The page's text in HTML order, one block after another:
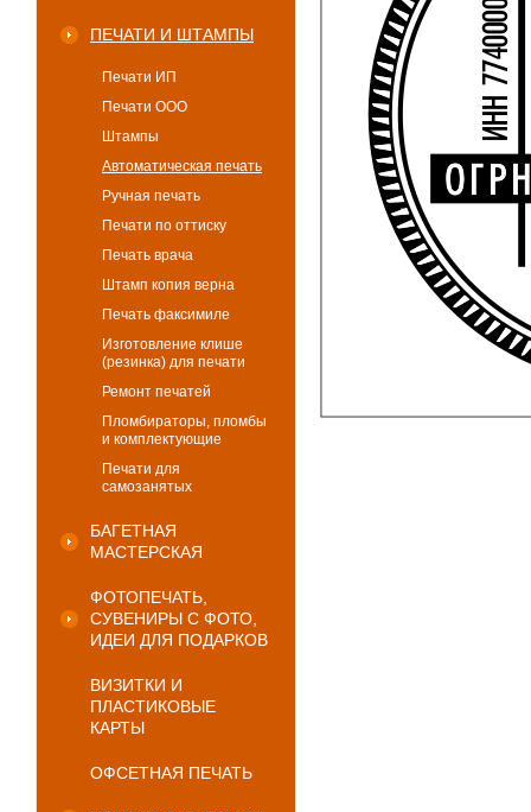
ПЕЧАТИ И ШТАМПЫ
Печати ИП
Печати ООО
Штампы
Автоматическая печать
Ручная печать
Печати по оттиску
Печать врача
Штамп копия верна
Печать факсимиле
Изготовление клише
(резинка) для печати
Ремонт печатей
Пломбираторы, пломбы
и комплектующие
Печати для
самозанятых
БАГЕТНАЯ
МАСТЕРСКАЯ
ФОТОПЕЧАТЬ,
СУВЕНИРЫ С ФОТО,
ИДЕИ ДЛЯ ПОДАРКОВ
ВИЗИТКИ И
ПЛАСТИКОВЫЕ
КАРТЫ
ОФСЕТНАЯ ПЕЧАТЬ